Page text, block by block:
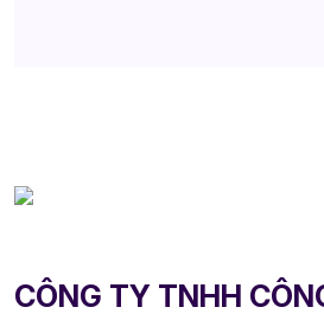
CÔNG TY TNHH